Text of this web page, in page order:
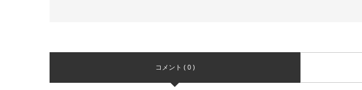
コメント ( 0 )